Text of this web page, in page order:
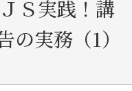
Ｓ実践！講
実務（1）